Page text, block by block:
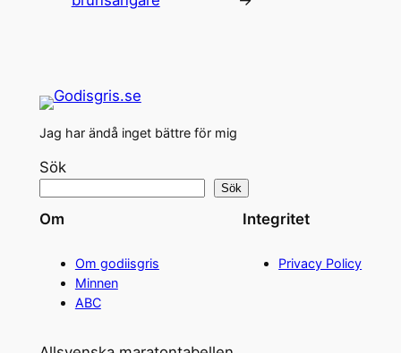
Jag har ändå inget bättre för mig
Sök
Sök
Om
Om godiisgris
Minnen
ABC
Integritet
Privacy Policy